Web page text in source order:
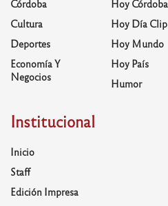
Córdoba
Cultura
Deportes
Economía Y
Negocios
Hoy Córdoba
Hoy Día Clip
Hoy Mundo
Hoy País
Humor
Institucional
Inicio
Staff
Edición Impresa